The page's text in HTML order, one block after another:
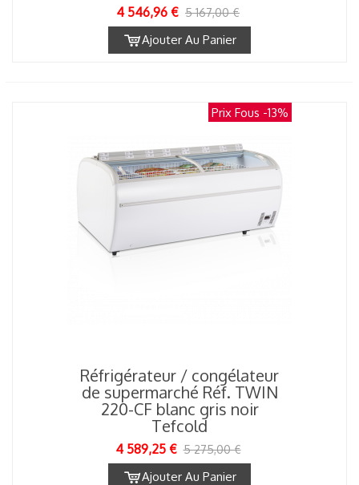
4 546,96 € 5 167,00 €
Ajouter Au Panier
Prix Fous -13%
Réfrigérateur / congélateur
de supermarché Réf. TWIN
220-CF blanc gris noir
Tefcold
4 589,25 € 5 275,00 €
Ajouter Au Panier